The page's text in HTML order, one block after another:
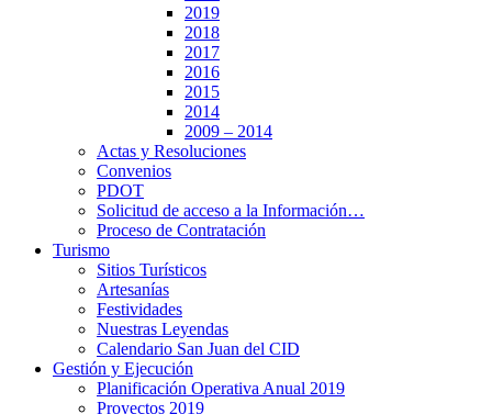
2019
2018
2017
2016
2015
2014
2009 – 2014
Actas y Resoluciones
Convenios
PDOT
Solicitud de acceso a la Información…
Proceso de Contratación
Turismo
Sitios Turísticos
Artesanías
Festividades
Nuestras Leyendas
Calendario San Juan del CID
Gestión y Ejecución
Planificación Operativa Anual 2019
Proyectos 2019